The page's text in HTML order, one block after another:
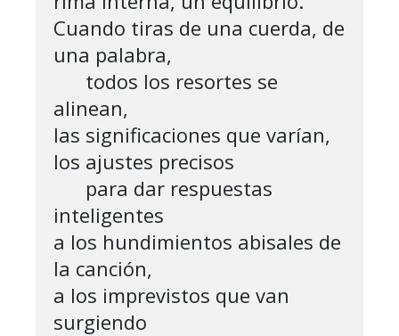
Cuando tiras de una cuerda, de
una palabra,
alinean,
las significaciones que varían,
los ajustes precisos
inteligentes
a los hundimientos abisales de
la canción,
a los imprevistos que van
surgiendo